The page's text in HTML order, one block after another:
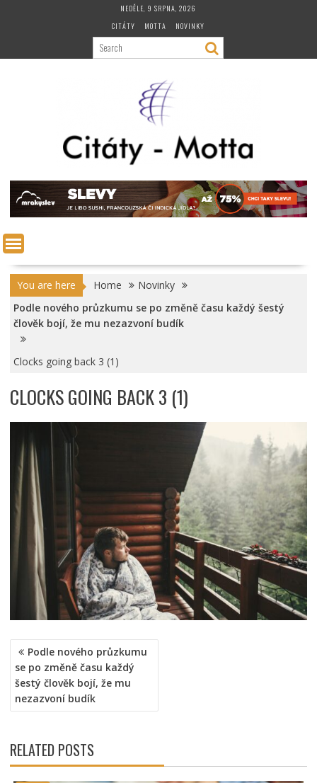
NEDĚLE, 9 SRPNA, 2026
CITÁTY
MOTTA NOVINKY
You are here Home
Novinky
Podle nového průzkumu se po změně času každý šestý
člověk bojí, že mu nezazvoní budík
Clocks going back 3 (1)
CLOCKS GOING BACK 3 (1)
NAVIGACE
PRO
PŘÍSPĚVEK
Podle nového průzkumu
se po změně času každý
šestý člověk bojí, že mu
nezazvoní budík
RELATED POSTS